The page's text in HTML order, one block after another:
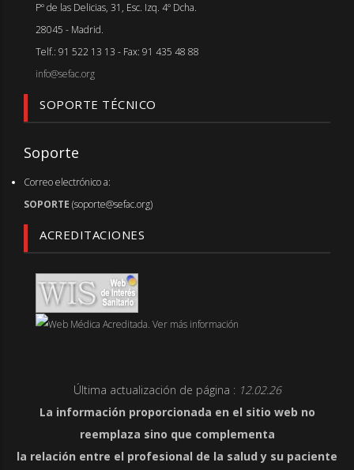
Pº de las Delicias, 31, Esc. Izq. 4º Dcha.
28045 - Madrid.
Telf.: 91 522 13 13 - Fax: 91 435 48 88
info@sefac.org
SOPORTE TÉCNICO
Soporte
Correo electrónico a:
SOPORTE (soporte@sefac.org)
ACREDITACIONES
Última actualización de página : 12.02.26
La información proporcionada en el sitio web no
reemplaza sino que complementa
la relación entre el profesional de la salud y su paciente